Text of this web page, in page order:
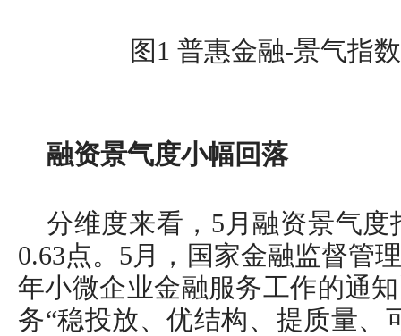
图1 普惠金融-景气指
融资景气度小幅回落
分维度来看，5月融资景气度
0.63点。5月，国家金融监督管
年小微企业金融服务工作的通
务“稳投放、优结构、提质量、